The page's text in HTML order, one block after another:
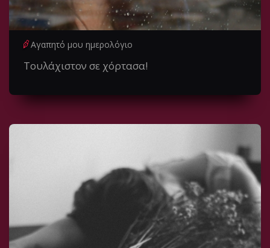
Αγαπητό μου ημερολόγιο
Τουλάχιστον σε χόρτασα!